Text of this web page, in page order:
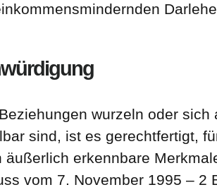
wurzeln oder sich
sind, ist es gerechtfertigt,
erkennbare
vom 7. November 1995 – 2